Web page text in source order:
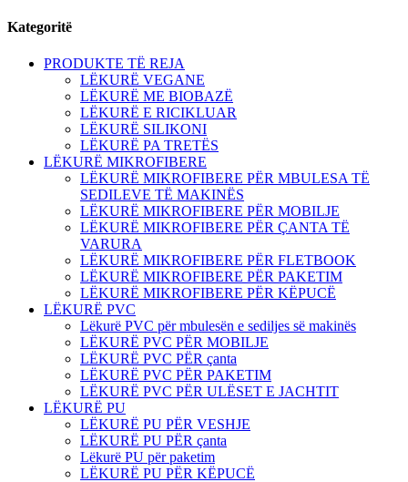
Kategoritë
PRODUKTE TË REJA
LËKURË VEGANE
LËKURË ME BIOBAZË
LËKURË E RICIKLUAR
LËKURË SILIKONI
LËKURË PA TRETËS
LËKURË MIKROFIBERE
LËKURË MIKROFIBERE PËR MBULESA TË
SEDILEVE TË MAKINËS
LËKURË MIKROFIBERE PËR MOBILJE
LËKURË MIKROFIBERE PËR ÇANTA TË
VARURA
LËKURË MIKROFIBERE PËR FLETBOOK
LËKURË MIKROFIBERE PËR PAKETIM
LËKURË MIKROFIBERE PËR KËPUCË
LËKURË PVC
Lëkurë PVC për mbulesën e sediljes së makinës
LËKURË PVC PËR MOBILJE
LËKURË PVC PËR çanta
LËKURË PVC PËR PAKETIM
LËKURË PVC PËR ULËSET E JACHTIT
LËKURË PU
LËKURË PU PËR VESHJE
LËKURË PU PËR çanta
Lëkurë PU për paketim
LËKURË PU PËR KËPUCË